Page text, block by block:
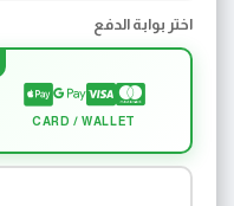
اختر بوابة الدفع
CARD / WALLET